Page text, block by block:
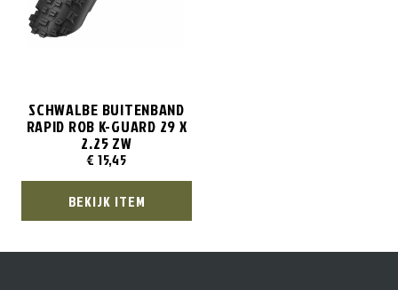
SCHWALBE BUITENBAND
RAPID ROB K-GUARD 29 X
2.25 ZW
€ 15,45
BEKIJK ITEM